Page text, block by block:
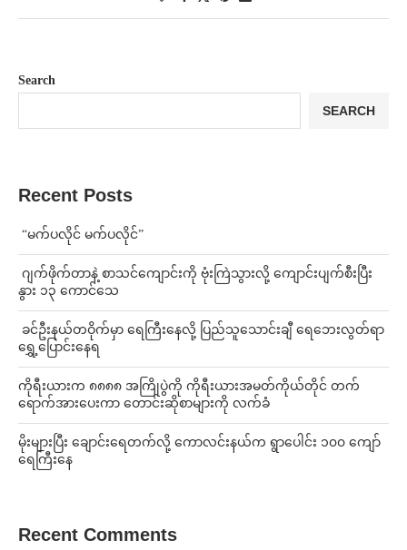
Search
SEARCH
Recent Posts
⁨ ⁨“မက်ပလိုင် မက်ပလိုင်”
⁨⁩ ⁨ဂျက်ဖိုက်တာနဲ့ စာသင်ကျောင်းကို ဗုံးကြဲသွားလို့ ကျောင်းပျက်စီးပြီး
နွား ၁၃ ကောင်သေ
⁩ ⁨ခင်ဦးနယ်တဝိုက်မှာ ရေကြီးနေလို့ ပြည်သူသောင်းချီ ရေဘေးလွတ်ရာ
ရွှေ့ပြောင်းနေရ
ကိုရီးယားက ၈၈၈၈ အကြိုပွဲကို ကိုရီးယားအမတ်ကိုယ်တိုင် တက်
ရောက်အားပေးကာ တောင်းဆိုစာများကို လက်ခံ
⁨မိုးများပြီး ချောင်းရေတက်လို့ ကောလင်းနယ်က ရွာပေါင်း ၁၀၀ ကျော်
ရေကြီးနေ
Recent Comments